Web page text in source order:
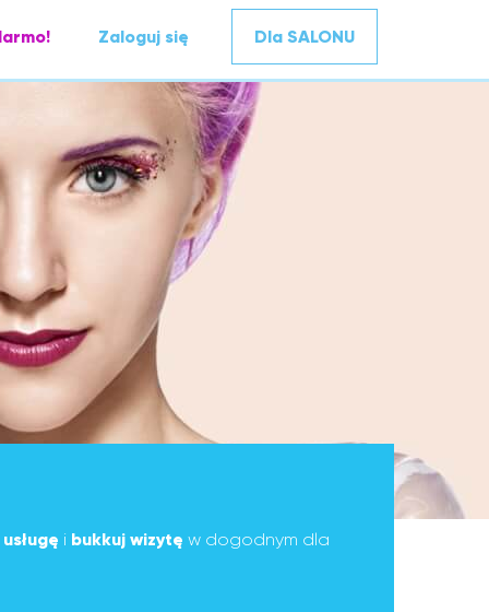
Zaloguj się Dla SALONU
usługę i bukkuj wizytę w dogodnym dla